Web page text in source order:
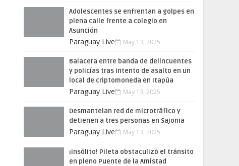
Adolescentes se enfrentan a golpes en
plena calle frente a colegio en
Asunción
Paraguay Live May 13, 2025
Balacera entre banda de delincuentes
y policías tras intento de asalto en un
local de criptomoneda en Itapúa
Paraguay Live May 13, 2025
Desmantelan red de microtráfico y
detienen a tres personas en Sajonia
Paraguay Live May 13, 2025
¡Insólito! Pileta obstaculizó el tránsito
en pleno Puente de la Amistad